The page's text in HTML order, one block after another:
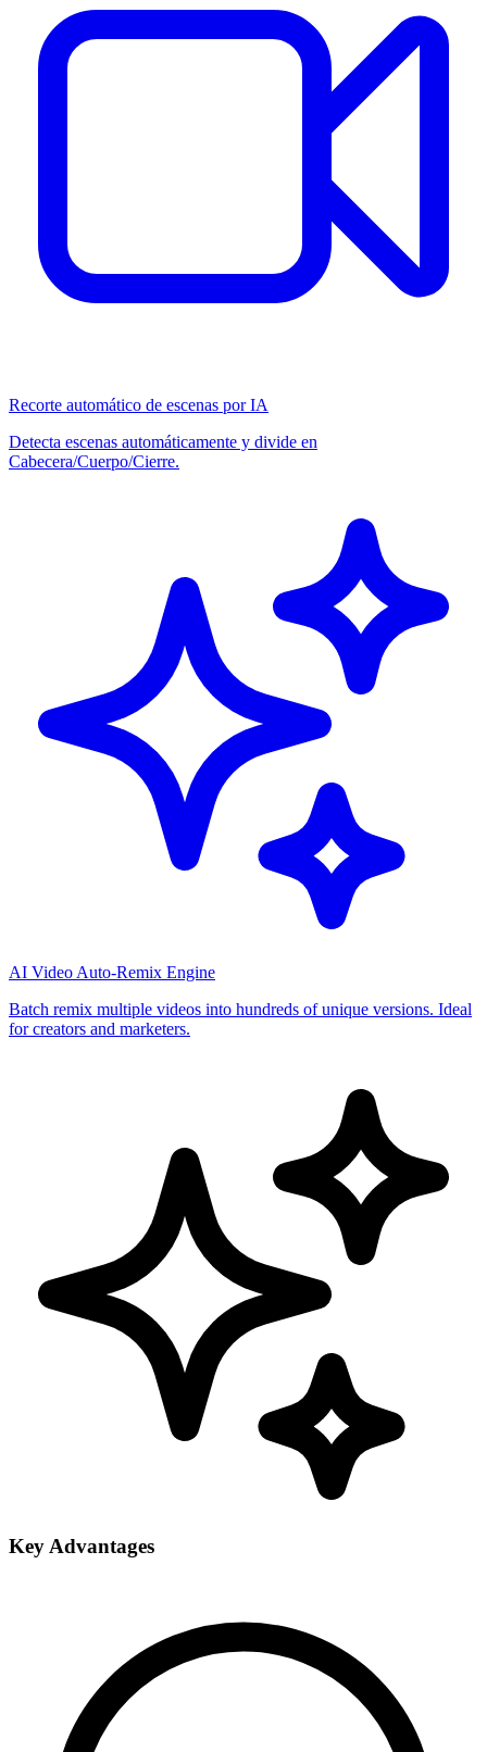
Recorte automático de escenas por IA
Detecta escenas automáticamente y divide en
Cabecera/Cuerpo/Cierre.
AI Video Auto-Remix Engine
Batch remix multiple videos into hundreds of unique versions. Ideal
for creators and marketers.
Key Advantages